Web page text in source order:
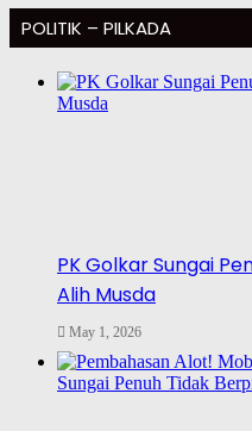
POLITIK – PILKADA
PK Golkar Sungai
Alih Musda
May 1, 2026